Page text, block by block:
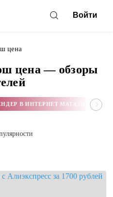
Войти
цена
цена — обзоры